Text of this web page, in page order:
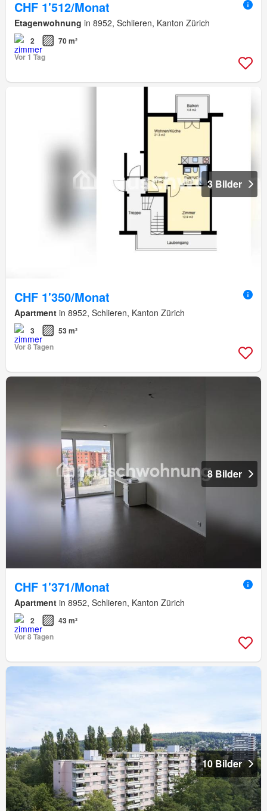
CHF 1'512/Monat
Etagenwohnung in 8952, Schlieren, Kanton Zürich
2
70 m²
Vor 1 Tag
3 Bilder
CHF 1'350/Monat
Apartment in 8952, Schlieren, Kanton Zürich
3
53 m²
Vor 8 Tagen
8 Bilder
CHF 1'371/Monat
Apartment in 8952, Schlieren, Kanton Zürich
2
43 m²
Vor 8 Tagen
10 Bilder